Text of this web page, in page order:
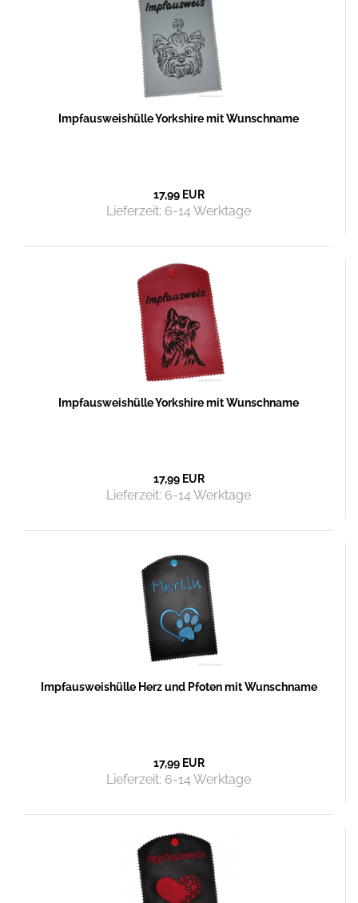
Impfausweishülle Yorkshire mit Wunschname
17,99 EUR
Lieferzeit: 6-14 Werktage
Impfausweishülle Yorkshire mit Wunschname
17,99 EUR
Lieferzeit: 6-14 Werktage
Impfausweishülle Herz und Pfoten mit Wunschname
17,99 EUR
Lieferzeit: 6-14 Werktage